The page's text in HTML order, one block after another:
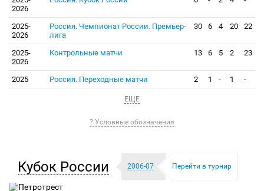
2026
2025-
2026
Россия. Чемпионат России. Премьер-
лига
30 6 4 20 22
2025-
2026
Контрольные матчи 13 6 5 2 23
2025 Россия. Переходные матчи 2 1 - 1 -
ЕЩЕ
? Условные обозначения
Кубок России 2006-07 Перейти в турнир